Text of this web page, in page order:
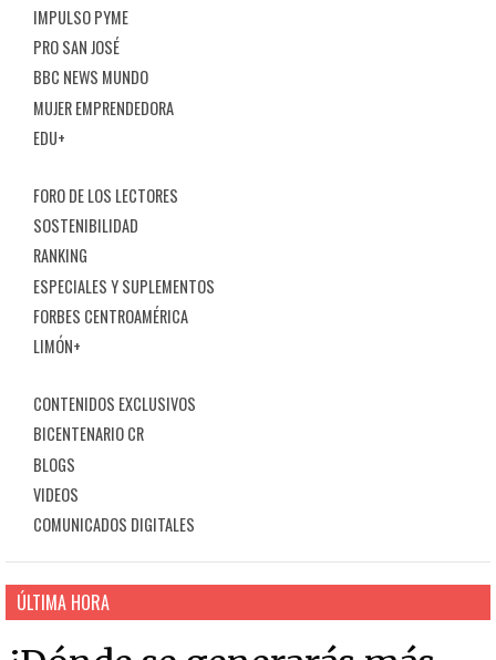
IMPULSO PYME
PRO SAN JOSÉ
BBC NEWS MUNDO
MUJER EMPRENDEDORA
EDU+
FORO DE LOS LECTORES
SOSTENIBILIDAD
RANKING
ESPECIALES Y SUPLEMENTOS
FORBES CENTROAMÉRICA
LIMÓN+
CONTENIDOS EXCLUSIVOS
BICENTENARIO CR
BLOGS
VIDEOS
COMUNICADOS DIGITALES
ÚLTIMA HORA